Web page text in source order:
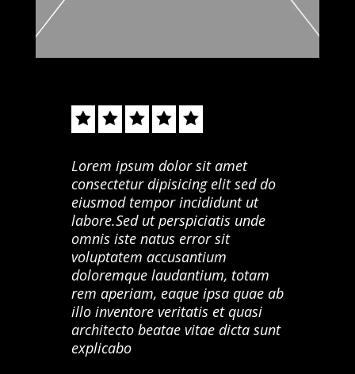
    
Lorem ipsum dolor sit amet
consectetur dipisicing elit sed do
eiusmod tempor incididunt ut
labore.Sed ut perspiciatis unde
omnis iste natus error sit
voluptatem accusantium
doloremque laudantium, totam
rem aperiam, eaque ipsa quae ab
illo inventore veritatis et quasi
architecto beatae vitae dicta sunt
explicabo